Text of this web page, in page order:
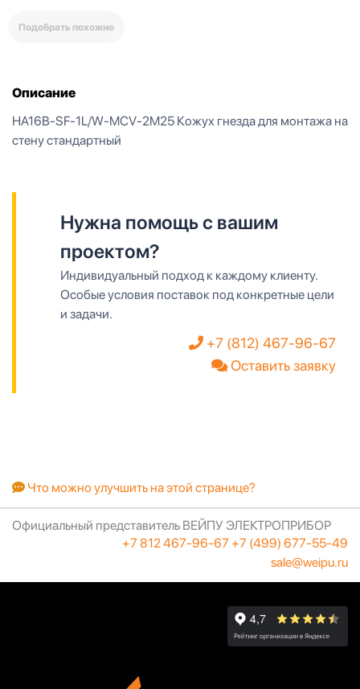
Подобрать похожие
Описание
HA16B-SF-1L/W-MCV-2M25 Кожух гнезда для монтажа на
стену стандартный
Нужна помощь с вашим
проектом?
Индивидуальный подход к каждому клиенту.
Особые условия поставок под конкретные цели
и задачи.
+7 (812) 467-96-67
Оставить заявку
Что можно улучшить на этой странице?
Официальный представитель ВЕЙПУ ЭЛЕКТРОПРИБОР
+7 812 467-96-67 +7 (499) 677-55-49
sale@weipu.ru